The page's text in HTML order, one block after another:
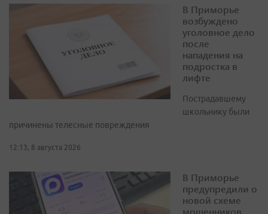
В Приморье
возбуждено
уголовное дело
после
нападения на
подростка в
лифте
Пострадавшему
школьнику были
причинены телесные повреждения
12:13, 8 августа 2026
В Приморье
предупредили о
новой схеме